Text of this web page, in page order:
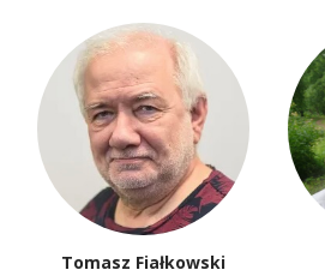
Tomasz Fiałkowski